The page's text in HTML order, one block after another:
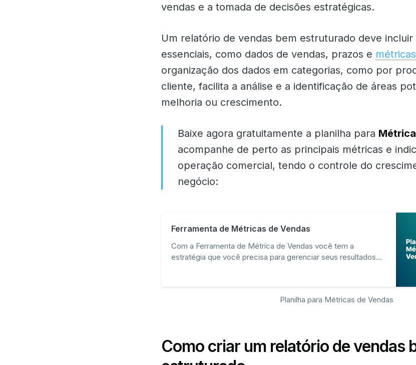
vendas e a tomada de decisões estratégicas.
Um relatório de vendas bem estruturado deve
essenciais, como dados de vendas, prazos e
organização dos dados em categorias, como por
cliente, facilita a análise e a identificação de áreas
melhoria ou crescimento.
Baixe agora gratuitamente a planilha para
acompanhe de perto as principais métricas e
operação comercial, tendo o controle do
negócio:
Ferramenta de Métricas de Vendas
Com a Ferramenta de Métrica de Vendas você tem a
estratégia que você precisa para gerenciar seus resultados
Planilha para Métricas de Vendas
Como criar um relatório de vendas